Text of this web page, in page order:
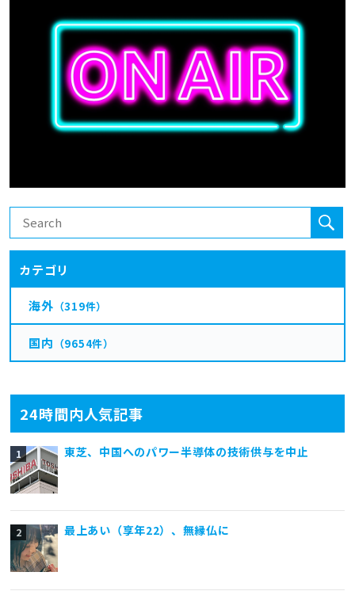
24時間内人気記事
東芝、中国へのパワー半導体の技術供与を中止
最上あい（享年22）、無縁仏に
カテゴリ
海外 （319件）
国内 （9654件）